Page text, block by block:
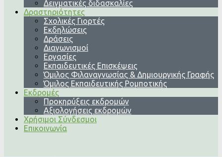
Δειγματικές διδασκαλίες
Δραστηριότητες
Σχολικές Γιορτές
Εκδηλώσεις
Δράσεις
Διαγωνισμοί
Εργασίες
Εκπαιδευτικές Επισκέψεις
Όμιλος Φιλαναγνωσίας & Δημιουργικής Γραφής
Όμιλος Εκπαιδευτικής Ρομποτικής
Εκδρομές
Προκηρύξεις εκδρομών
Αξιολογήσεις εκδρομών
Χρήσιμοι Σύνδεσμοι
Επικοινωνία